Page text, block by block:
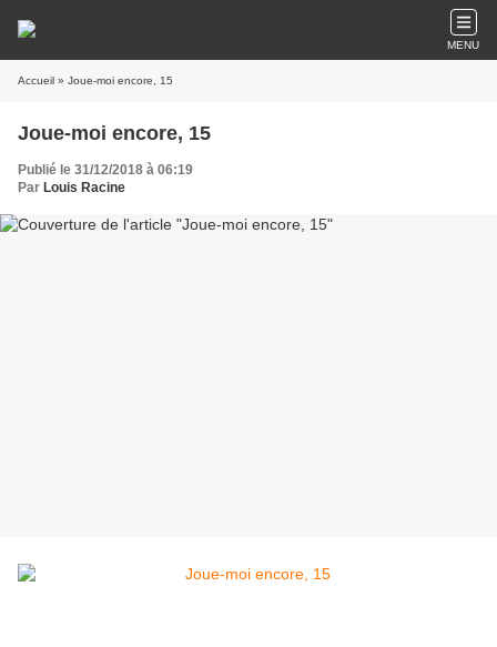
MENU
Accueil » Joue-moi encore, 15
Joue-moi encore, 15
Publié le 31/12/2018 à 06:19
Par Louis Racine